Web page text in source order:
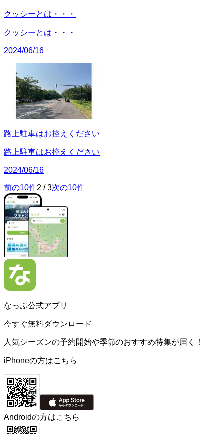
クッシーとは・・・
クッシーとは・・・
2024/06/16
路上駐車はお控えください
路上駐車はお控えください
2024/06/16
前の10件2 /3次の10件
なっぷ公式アプリ
今すぐ無料ダウンロード
人気シーズンの予約開始や季節のおすすめ特集が届く！
iPhoneの方はこちら
Androidの方はこちら